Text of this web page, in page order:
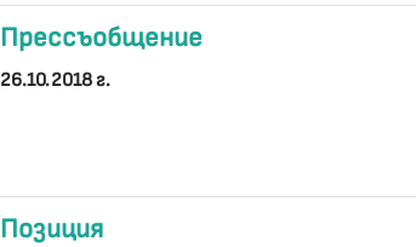
Прессъобщение
26.10.2018 г.
Позиция